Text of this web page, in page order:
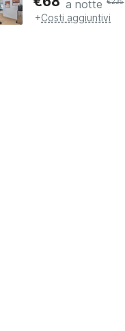
a notte
+Costi aggiuntivi